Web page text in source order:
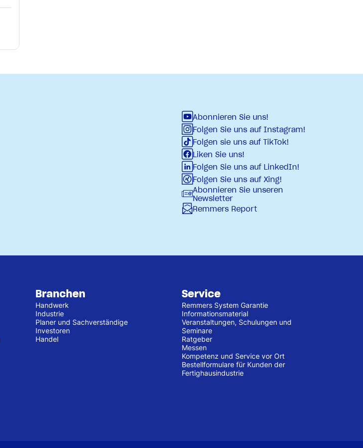
Abonnieren Sie uns!
Folgen Sie uns auf Instagram!
Folgen sie uns auf TikTok!
Liken Sie uns!
Folgen Sie uns auf LinkedIn!
Folgen Sie uns auf Xing!
Abonnieren Sie unseren
Newsletter
Remmers Report
Branchen
Handwerk
Industrie
Planer und Sachverständige
Investoren
Handel
Service
Remmers System Garantie
Informationsmaterial
Veranstaltungen, Schulungen und
Seminare
Ratgeber
Messen
Kompetenz und Service vor Ort
Bestellformulare für Kunden der
Fertighausindustrie